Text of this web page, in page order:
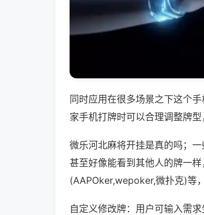
同时应用在很多场景之下这个
家手机打牌时可以合理调整牌
微乐河北麻将开挂是真的吗；
甚至好像能看到其他人的牌一
(AAPOker,wepoker,微扑克)等
自定义修改牌：用户可输入需